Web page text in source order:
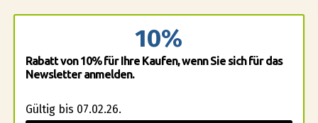
10%
Rabatt von 10% für Ihre Kaufen, wenn Sie sich für das
Newsletter anmelden.
Gültig bis 07.02.26.